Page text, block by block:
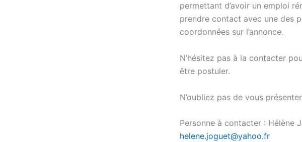
permettant d’avoir un emploi
prendre contact avec une des
coordonnées sur l’annonce.
N’hésitez pas à la contacter
être postuler.
N’oubliez pas de vous
Personne à contacter :
helene.joguet@yahoo.fr